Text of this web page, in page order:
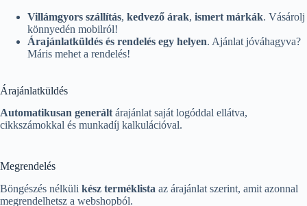
Villámgyors szállítás, kedvező árak, ismert márkák. Vásárolj
könnyedén mobilról!
Árajánlatküldés és rendelés egy helyen. Ajánlat jóváhagyva?
Máris mehet a rendelés!
Árajánlatküldés
Automatikusan generáltárajánlat saját logóddal ellátva,
cikkszámokkal és munkadíj kalkulációval.
Megrendelés
Böngészés nélküli kész terméklista az árajánlat szerint, amit azonnal
megrendelhetsz a webshopból.